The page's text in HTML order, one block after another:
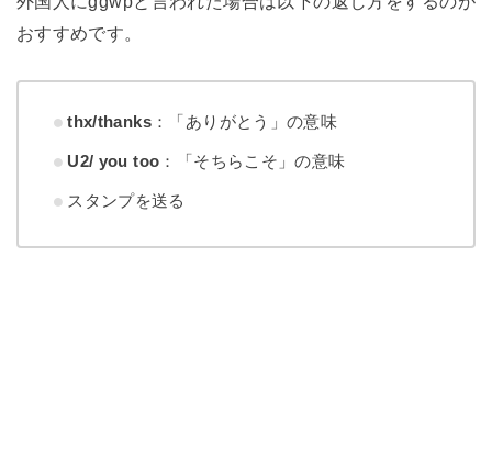
おすすめです。
thx/thanks ：「ありがとう」の意味
U2/ you too ：「そちらこそ」の意味
スタンプを送る